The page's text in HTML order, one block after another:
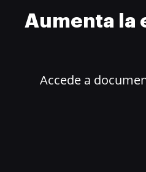
Aumenta la
Accede a